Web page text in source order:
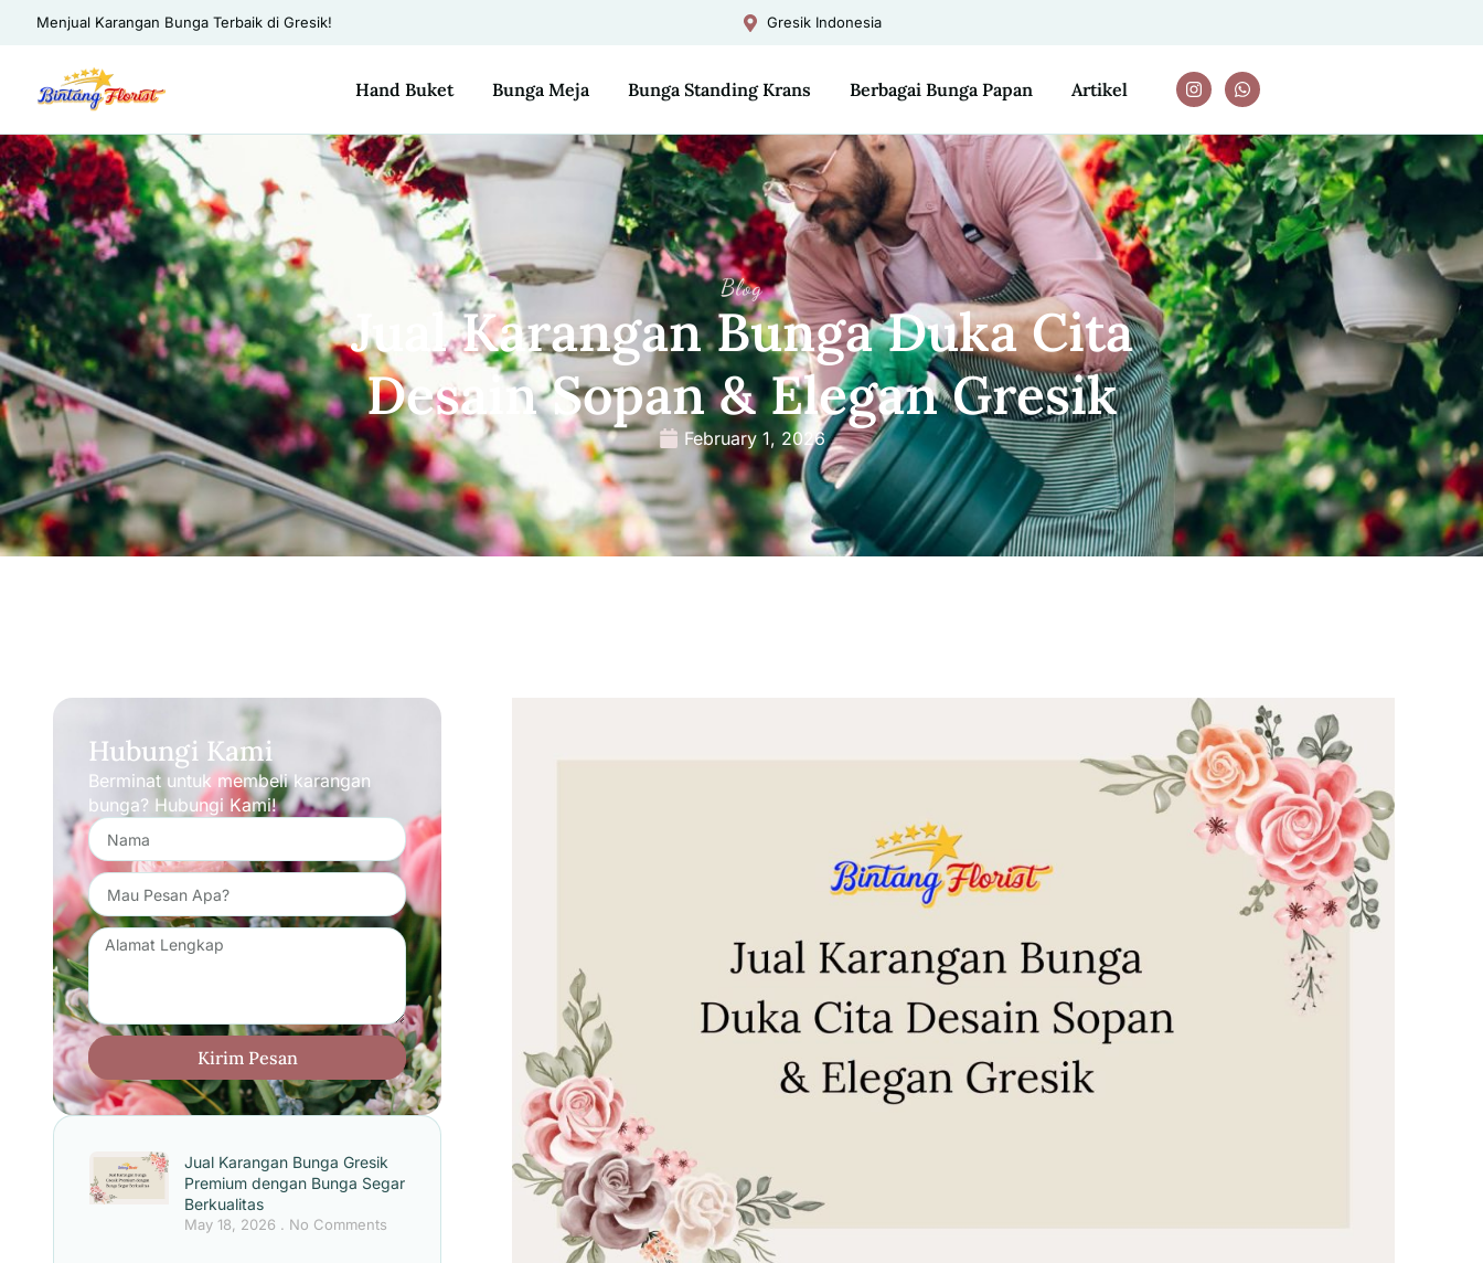
Menjual Karangan Bunga Terbaik di Gresik! Gresik Indonesia
Hand Buket Bunga Meja Bunga Standing Krans Berbagai Bunga Papan Artikel
Blog
Jual Karangan Bunga Duka Cita
Desain Sopan & Elegan Gresik
February 1, 2026
Hubungi Kami
Berminat untuk membeli karangan
bunga? Hubungi Kami!
Kirim Pesan
Jual Karangan Bunga Gresik
Premium dengan Bunga Segar
Berkualitas
May 18, 2026 No Comments